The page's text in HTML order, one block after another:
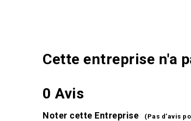
Cette entreprise n'a
0 Avis
Noter cette Entreprise (Pas d'avis